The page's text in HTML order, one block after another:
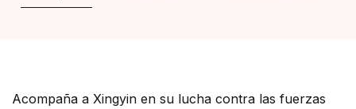
Acompaña a Xingyin en su lucha contra las fuerzas